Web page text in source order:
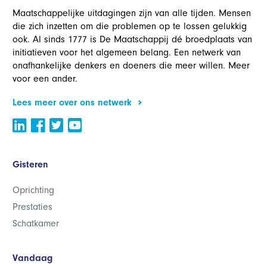
Maatschappelijke uitdagingen zijn van alle tijden. Mensen
die zich inzetten om die problemen op te lossen gelukkig
ook. Al sinds 1777 is De Maatschappij dé broedplaats van
initiatieven voor het algemeen belang. Een netwerk van
onafhankelijke denkers en doeners die meer willen. Meer
voor een ander.
Lees meer over ons netwerk
Gisteren
Oprichting
Prestaties
Schatkamer
Vandaag